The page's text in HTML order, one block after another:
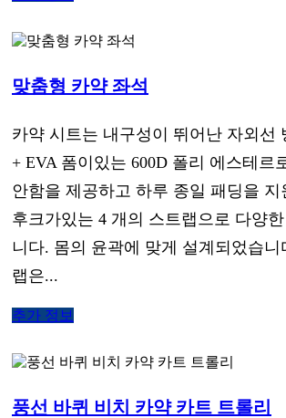
맞춤형 카약 좌석
카약 시트는 내구성이 뛰어난 자외선
+ EVA 폼이있는 600D 폴리 에스테르
안함을 제공하고 하루 종일 패딩을 지
후크가있는 4 개의 스트랩으로 다양
니다. 몸의 윤곽에 맞게 설계되었습니
랩은...
추가 정보
풍선 바퀴 비치 카약 카트 트롤리